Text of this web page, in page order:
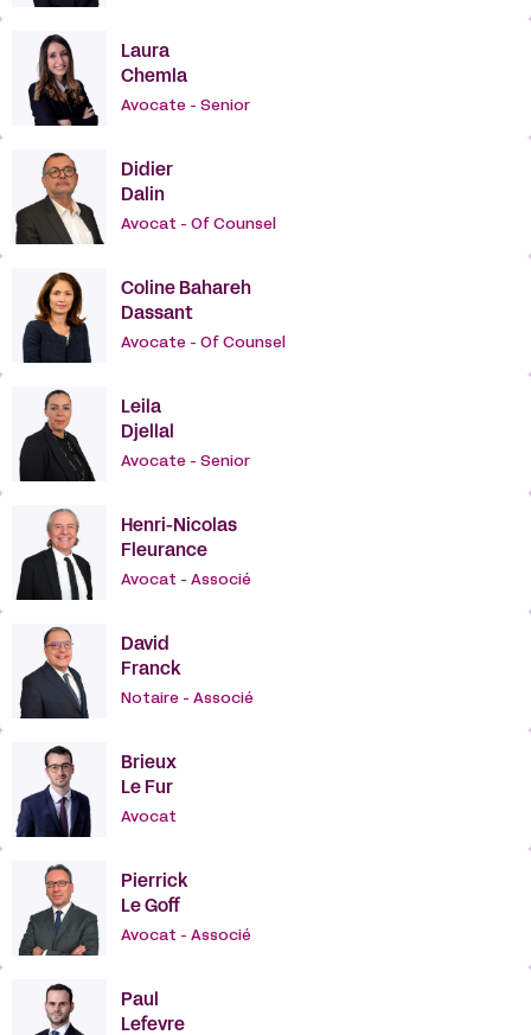
Laura
Chemla
Avocate - Senior
Didier
Dalin
Avocat - Of Counsel
Coline Bahareh
Dassant
Avocate - Of Counsel
Leila
Djellal
Avocate - Senior
Henri-Nicolas
Fleurance
Avocat - Associé
David
Franck
Notaire - Associé
Brieux
Le Fur
Avocat
Pierrick
Le Goff
Avocat - Associé
Paul
Lefevre